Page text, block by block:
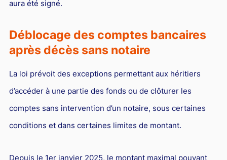
aura été signé.
Déblocage des comptes bancaires
après décès sans notaire
La loi prévoit des exceptions permettant aux héritiers
d’accéder à une partie des fonds ou de clôturer les
comptes sans intervention d’un notaire, sous certaines
conditions et dans certaines limites de montant.
Depuis le 1er janvier 2025, le montant maximal pouvant